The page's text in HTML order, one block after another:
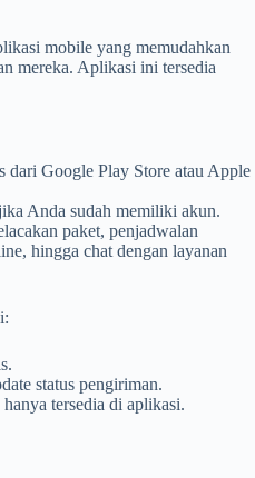
mobile yang memudahkan
mereka. Aplikasi ini tersedia
dari Google Play Store atau Apple
Anda sudah memiliki akun.
paket, penjadwalan
hingga chat dengan layanan
status pengiriman.
tersedia di aplikasi.